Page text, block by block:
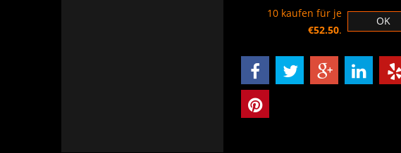
€60.00.
10 kaufen für je